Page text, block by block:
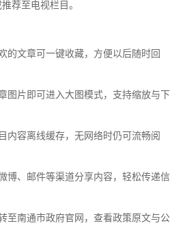
荐至电视栏目。
的文章可一键收藏，方便以后随时回
图片即可进入大图模式，支持缩放与下
内容离线缓存，无网络时仍可流畅阅
博、邮件等渠道分享内容，轻松传递信
至南通市政府官网，查看政策原文与公